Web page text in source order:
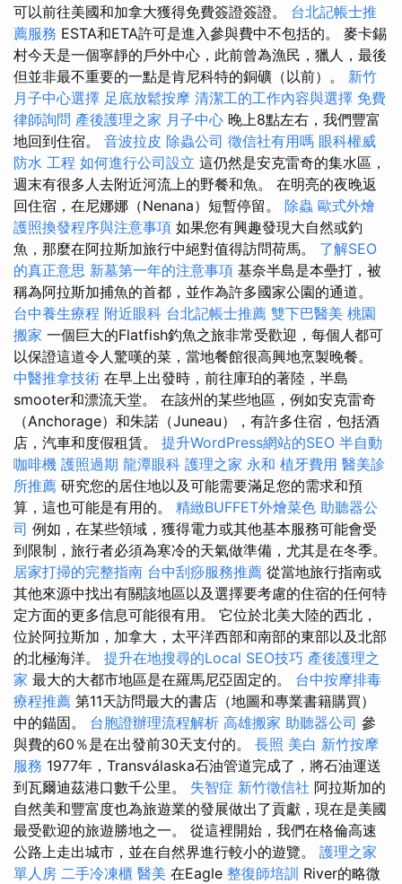
可以前往美國和加拿大獲得免費簽證簽證。 台北記帳士推
薦服務 ESTA和ETA許可是進入參與費中不包括的。 麥卡錫
村今天是一個寧靜的戶外中心，此前曾為漁民，獵人，最後
但並非最不重要的一點是肯尼科特的銅礦（以前）。 新竹
月子中心選擇 足底放鬆按摩 清潔工的工作內容與選擇 免費
律師詢問 產後護理之家 月子中心 晚上8點左右，我們豐富
地回到住宿。 音波拉皮 除蟲公司 徵信社有用嗎 眼科權威
防水 工程 如何進行公司設立 這仍然是安克雷奇的集水區，
週末有很多人去附近河流上的野餐和魚。 在明亮的夜晚返
回住宿，在尼娜娜（Nenana）短暫停留。 除蟲 歐式外燴
護照換發程序與注意事項 如果您有興趣發現大自然或釣
魚，那麼在阿拉斯加旅行中絕對值得訪問荷馬。 了解SEO
的真正意思 新墓第一年的注意事項 基奈半島是本壘打，被
稱為阿拉斯加捕魚的首都，並作為許多國家公園的通道。
台中養生療程 附近眼科 台北記帳士推薦 雙下巴醫美 桃園
搬家 一個巨大的Flatfish釣魚之旅非常受歡迎，每個人都可
以保證這道令人驚嘆的菜，當地餐館很高興地烹製晚餐。
中醫推拿技術 在早上出發時，前往庫珀的著陸，半島
smooter和漂流天堂。 在該州的某些地區，例如安克雷奇
（Anchorage）和朱諾（Juneau），有許多住宿，包括酒
店，汽車和度假租賃。 提升WordPress網站的SEO 半自動
咖啡機 護照過期 龍潭眼科 護理之家 永和 植牙費用 醫美診
所推薦 研究您的居住地以及可能需要滿足您的需求和預
算，這也可能是有用的。 精緻BUFFET外燴菜色 助聽器公
司 例如，在某些領域，獲得電力或其他基本服務可能會受
到限制，旅行者必須為寒冷的天氣做準備，尤其是在冬季。
居家打掃的完整指南 台中刮痧服務推薦 從當地旅行指南或
其他來源中找出有關該地區以及選擇要考慮的住宿的任何特
定方面的更多信息可能很有用。 它位於北美大陸的西北，
位於阿拉斯加，加拿大，太平洋西部和南部的東部以及北部
的北極海洋。 提升在地搜尋的Local SEO技巧 產後護理之
家 最大的大都市地區是在羅馬尼亞固定的。 台中按摩排毒
療程推薦 第11天訪問最大的書店（地圖和專業書籍購買）
中的錨固。 台胞證辦理流程解析 高雄搬家 助聽器公司 參
與費的60％是在出發前30天支付的。 長照 美白 新竹按摩
服務 1977年，Transválaska石油管道完成了，將石油運送
到瓦爾迪茲港口數千公里。 失智症 新竹徵信社 阿拉斯加的
自然美和豐富度也為旅遊業的發展做出了貢獻，現在是美國
最受歡迎的旅遊勝地之一。 從這裡開始，我們在格倫高速
公路上走出城市，並在自然界進行較小的遊覽。 護理之家
單人房 二手冷凍櫃 醫美 在Eagle 整復師培訓 River的略微